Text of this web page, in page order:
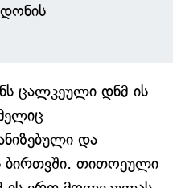
ცალკეული დნმ-ის
და
ბირთვში. თითოეული